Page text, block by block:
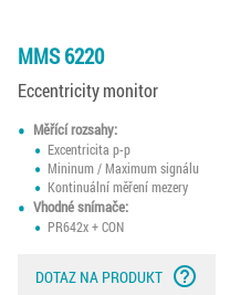
MMS 6220
Eccentricity monitor
Měřící rozsahy:
Excentricita p-p
Mininum / Maximum signálu
Kontinuální měření mezery
Vhodné snímače:
PR642x + CON
DOTAZ NA PRODUKT help_outline